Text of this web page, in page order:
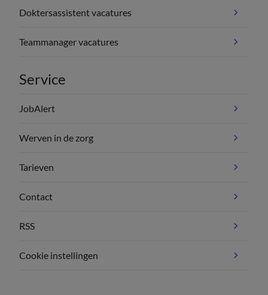
Doktersassistent vacatures
Teammanager vacatures
Service
JobAlert
Werven in de zorg
Tarieven
Contact
RSS
Cookie instellingen